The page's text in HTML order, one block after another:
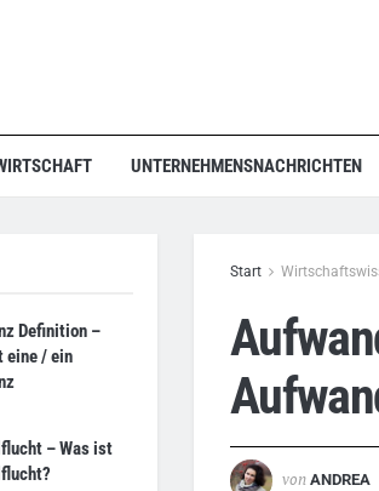
UNTERNEHMENSNACHRICHTEN
Start
von ANDREA
Definition –
eine / ein
– Was ist